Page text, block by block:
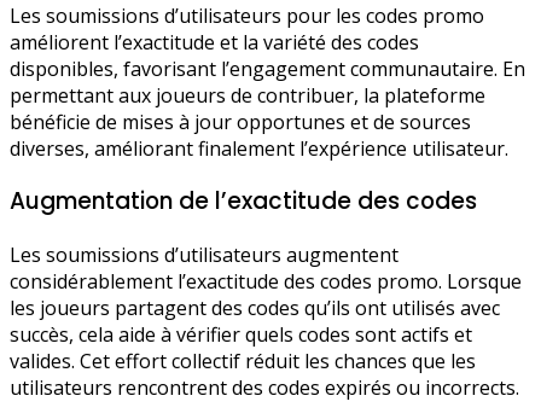
Les soumissions d’utilisateurs pour les codes promo
améliorent l’exactitude et la variété des codes
disponibles, favorisant l’engagement communautaire. En
permettant aux joueurs de contribuer, la plateforme
bénéficie de mises à jour opportunes et de sources
diverses, améliorant finalement l’expérience utilisateur.
Augmentation de l’exactitude des codes
Les soumissions d’utilisateurs augmentent
considérablement l’exactitude des codes promo. Lorsque
les joueurs partagent des codes qu’ils ont utilisés avec
succès, cela aide à vérifier quels codes sont actifs et
valides. Cet effort collectif réduit les chances que les
utilisateurs rencontrent des codes expirés ou incorrects.